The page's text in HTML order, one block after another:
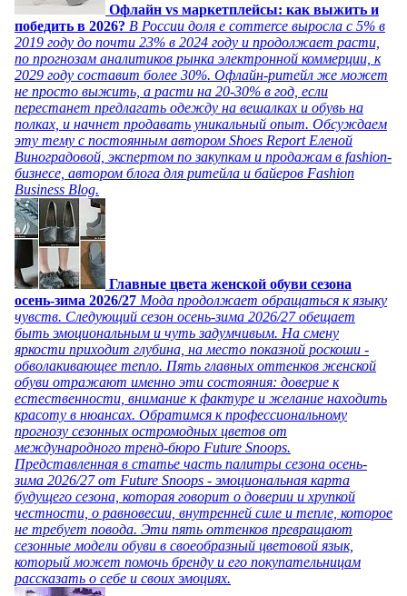
Офлайн vs маркетплейсы: как выжить и
победить в 2026? В России доля e commerce выросла с 5% в
2019 году до почти 23% в 2024 году и продолжает расти,
по прогнозам аналитиков рынка электронной коммерции, к
2029 году составит более 30%. Офлайн-ритейл же может
не просто выжить, а расти на 20-30% в год, если
перестанет предлагать одежду на вешалках и обувь на
полках, и начнет продавать уникальный опыт. Обсуждаем
эту тему с постоянным автором Shoes Report Еленой
Виноградовой, экспертом по закупкам и продажам в fashion-
бизнесе, автором блога для ритейла и байеров Fashion
Business Blog.
Главные цвета женской обуви сезона
осень-зима 2026/27 Мода продолжает обращаться к языку
чувств. Следующий сезон осень-зима 2026/27 обещает
быть эмоциональным и чуть задумчивым. На смену
яркости приходит глубина, на место показной роскоши -
обволакивающее тепло. Пять главных оттенков женской
обуви отражают именно эти состояния: доверие к
естественности, внимание к фактуре и желание находить
красоту в нюансах. Обратимся к профессиональному
прогнозу сезонных остромодных цветов от
международного тренд-бюро Future Snoops.
Представленная в статье часть палитры сезона осень-
зима 2026/27 от Future Snoops - эмоциональная карта
будущего сезона, которая говорит о доверии и хрупкой
честности, о равновесии, внутренней силе и тепле, которое
не требует повода. Эти пять оттенков превращают
сезонные модели обуви в своеобразный цветовой язык,
который может помочь бренду и его покупательницам
рассказать о себе и своих эмоциях.